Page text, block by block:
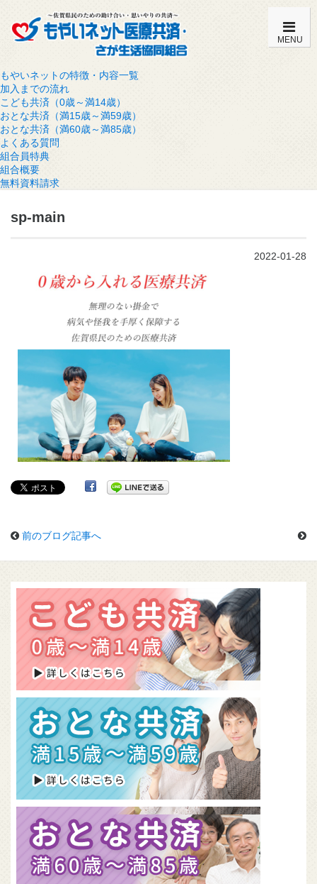
MENU
もやいネットの特徴・内容一覧
加入までの流れ
こども共済（0歳～満14歳）
おとな共済（満15歳～満59歳）
おとな共済（満60歳～満85歳）
よくある質問
組合員特典
組合概要
無料資料請求
sp-main
2022-01-28
前のブログ記事へ